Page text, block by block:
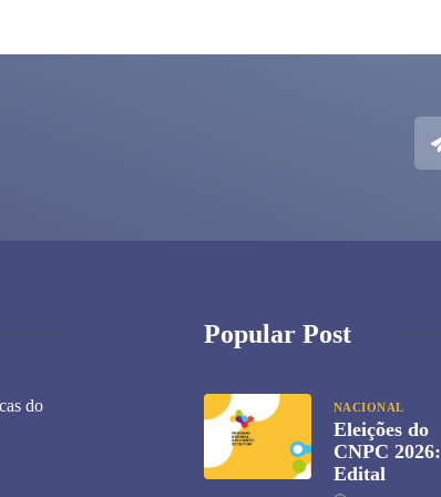
do
Popular Post
NACIONAL
Eleições do
CNPC 2026:
Edital